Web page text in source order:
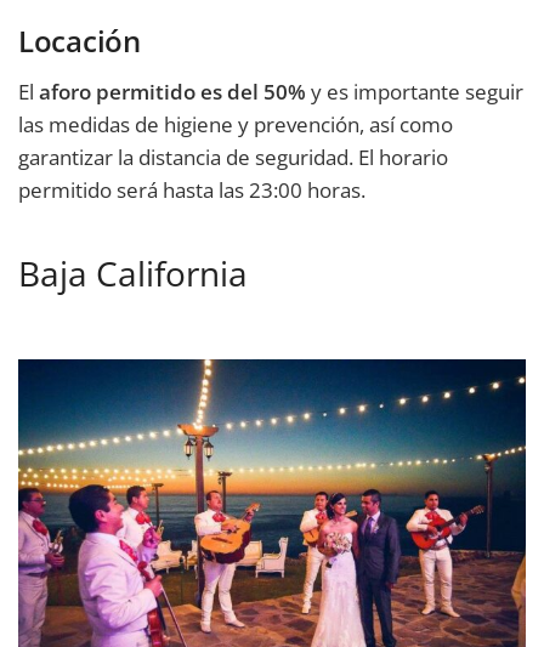
Locación
El aforo permitido es del 50% y es importante seguir
las medidas de higiene y prevención, así como
garantizar la distancia de seguridad. El horario
permitido será hasta las 23:00 horas.
Baja California